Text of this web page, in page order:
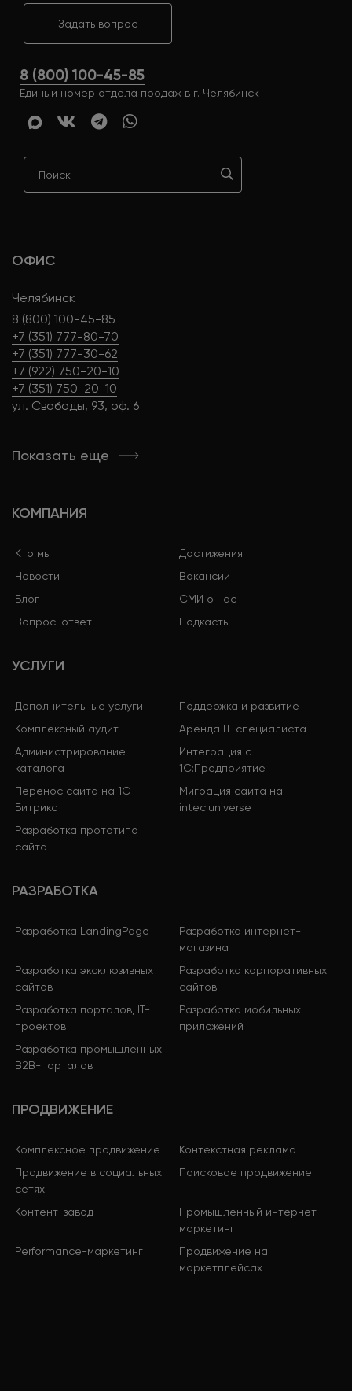
Задать вопрос
8 (800) 100-45-85
Единый номер отдела продаж в г. Челябинск
ОФИС
Челябинск
8 (800) 100-45-85
+7 (351) 777-80-70
+7 (351) 777-30-62
+7 (922) 750-20-10
+7 (351) 750-20-10
ул. Свободы, 93, оф. 6
Показать еще
КОМПАНИЯ
Кто мы
Достижения
Новости
Вакансии
Блог
СМИ о нас
Вопрос-ответ
Подкасты
УСЛУГИ
Дополнительные услуги
Поддержка и развитие
Комплексный аудит
Аренда IT-специалиста
Администрирование
каталога
Интеграция с
1С:Предприятие
Перенос сайта на 1С-
Битрикс
Миграция сайта на
intec.universe
Разработка прототипа
сайта
РАЗРАБОТКА
Разработка LandingPage
Разработка интернет-
магазина
Разработка эксклюзивных
сайтов
Разработка корпоративных
сайтов
Разработка порталов, IT-
проектов
Разработка мобильных
приложений
Разработка промышленных
B2B-порталов
ПРОДВИЖЕНИЕ
Комплексное продвижение
Контекстная реклама
Продвижение в социальных
сетях
Поисковое продвижение
Контент-завод
Промышленный интернет-
маркетинг
Performance-маркетинг
Продвижение на
маркетплейсах